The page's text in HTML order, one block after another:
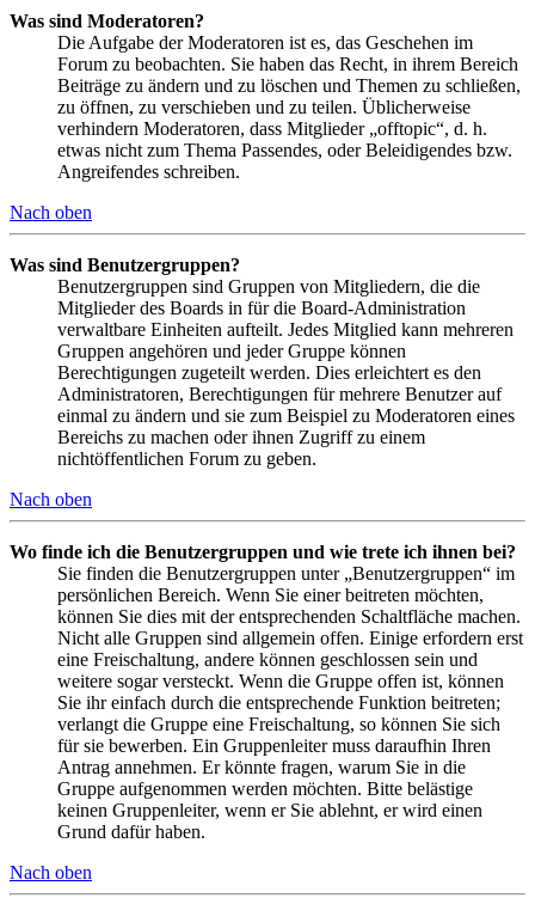
Was sind Moderatoren?
Die Aufgabe der Moderatoren ist es, das Geschehen im
Forum zu beobachten. Sie haben das Recht, in ihrem Bereich
Beiträge zu ändern und zu löschen und Themen zu schließen,
zu öffnen, zu verschieben und zu teilen. Üblicherweise
verhindern Moderatoren, dass Mitglieder „offtopic“, d. h.
etwas nicht zum Thema Passendes, oder Beleidigendes bzw.
Angreifendes schreiben.
Nach oben
Was sind Benutzergruppen?
Benutzergruppen sind Gruppen von Mitgliedern, die die
Mitglieder des Boards in für die Board-Administration
verwaltbare Einheiten aufteilt. Jedes Mitglied kann mehreren
Gruppen angehören und jeder Gruppe können
Berechtigungen zugeteilt werden. Dies erleichtert es den
Administratoren, Berechtigungen für mehrere Benutzer auf
einmal zu ändern und sie zum Beispiel zu Moderatoren eines
Bereichs zu machen oder ihnen Zugriff zu einem
nichtöffentlichen Forum zu geben.
Nach oben
Wo finde ich die Benutzergruppen und wie trete ich ihnen bei?
Sie finden die Benutzergruppen unter „Benutzergruppen“ im
persönlichen Bereich. Wenn Sie einer beitreten möchten,
können Sie dies mit der entsprechenden Schaltfläche machen.
Nicht alle Gruppen sind allgemein offen. Einige erfordern erst
eine Freischaltung, andere können geschlossen sein und
weitere sogar versteckt. Wenn die Gruppe offen ist, können
Sie ihr einfach durch die entsprechende Funktion beitreten;
verlangt die Gruppe eine Freischaltung, so können Sie sich
für sie bewerben. Ein Gruppenleiter muss daraufhin Ihren
Antrag annehmen. Er könnte fragen, warum Sie in die
Gruppe aufgenommen werden möchten. Bitte belästige
keinen Gruppenleiter, wenn er Sie ablehnt, er wird einen
Grund dafür haben.
Nach oben